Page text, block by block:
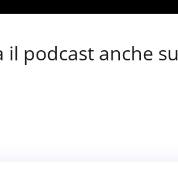
il podcast anche su